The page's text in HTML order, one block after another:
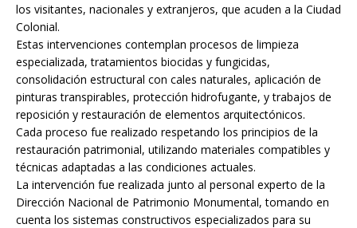
los visitantes, nacionales y extranjeros, que acuden a la Ciudad
Colonial.
Estas intervenciones contemplan procesos de limpieza
especializada, tratamientos biocidas y fungicidas,
consolidación estructural con cales naturales, aplicación de
pinturas transpirables, protección hidrofugante, y trabajos de
reposición y restauración de elementos arquitectónicos.
Cada proceso fue realizado respetando los principios de la
restauración patrimonial, utilizando materiales compatibles y
técnicas adaptadas a las condiciones actuales.
La intervención fue realizada junto al personal experto de la
Dirección Nacional de Patrimonio Monumental, tomando en
cuenta los sistemas constructivos especializados para su